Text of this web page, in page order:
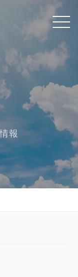
報